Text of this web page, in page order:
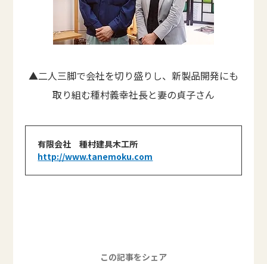
▲二人三脚で会社を切り盛りし、新製品開発にも
取り組む種村義幸社長と妻の貞子さん
有限会社 種村建具木工所
http://www.tanemoku.com
この記事をシェア